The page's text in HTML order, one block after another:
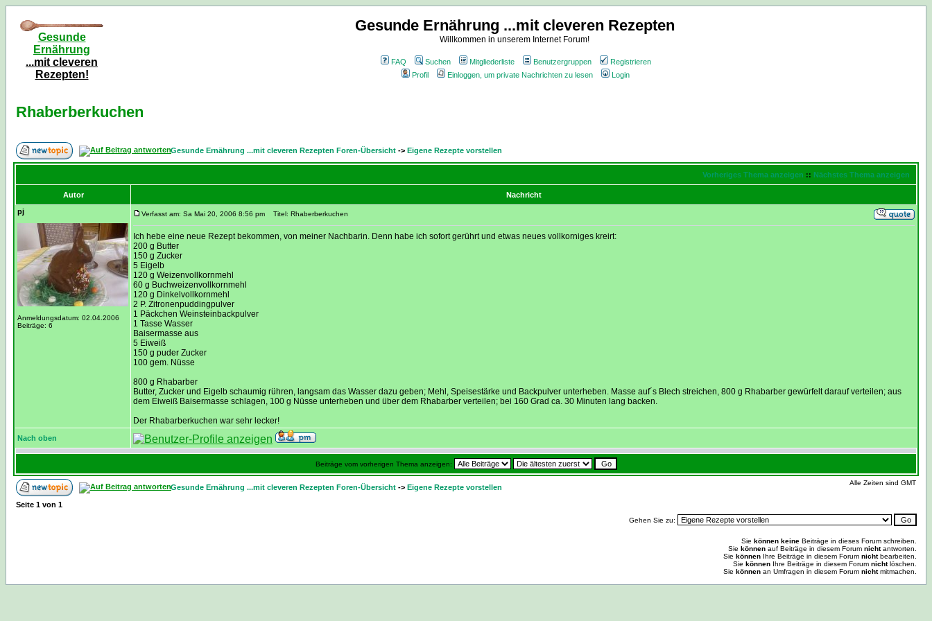
Gesunde
Ernährung
...mit cleveren
Rezepten!
Gesunde Ernährung ...mit cleveren Rezepten
Willkommen in unserem Internet Forum!
FAQ Suchen Mitgliederliste Benutzergruppen
Registrieren
Profil
Einloggen, um private Nachrichten zu lesen Login
Rhaberberkuchen
Gesunde Ernährung ...mit cleveren Rezepten Foren-Übersicht -> Eigene Rezepte vorstellen
Vorheriges Thema anzeigen :: Nächstes Thema anzeigen
Autor
Nachricht
pj
Anmeldungsdatum: 02.04.2006
Beiträge: 6
Verfasst am: Sa Mai 20, 2006 8:56 pm Titel: Rhaberberkuchen
Ich hebe eine neue Rezept bekommen, von meiner Nachbarin. Denn habe ich sofort gerührt und etwas neues vollkorniges kreirt:
200 g Butter
150 g Zucker
5 Eigelb
120 g Weizenvollkornmehl
60 g Buchweizenvollkornmehl
120 g Dinkelvollkornmehl
2 P. Zitronenpuddingpulver
1 Päckchen Weinsteinbackpulver
1 Tasse Wasser
Baisermasse aus
5 Eiweiß
150 g puder Zucker
100 gem. Nüsse
800 g Rhabarber
Butter, Zucker und Eigelb schaumig rühren, langsam das Wasser dazu geben; Mehl, Speisestärke und Backpulver unterheben. Masse auf´s Blech streichen, 800 g Rhabarber gewürfelt darauf verteilen; aus
dem Eiweiß Baisermasse schlagen, 100 g Nüsse unterheben und über dem Rhabarber verteilen; bei 160 Grad ca. 30 Minuten lang backen.
Der Rhabarberkuchen war sehr lecker!
Nach oben
Beiträge vom vorherigen Thema anzeigen:
Gesunde Ernährung ...mit cleveren Rezepten Foren-Übersicht -> Eigene Rezepte vorstellen
Alle Zeiten sind GMT
Seite 1 von 1
Gehen Sie zu:
Sie können keine Beiträge in dieses Forum schreiben.
Sie können auf Beiträge in diesem Forum nichtantworten.
Sie können Ihre Beiträge in diesem Forum nichtbearbeiten.
Sie können Ihre Beiträge in diesem Forum nichtlöschen.
Sie können an Umfragen in diesem Forum nichtmitmachen.